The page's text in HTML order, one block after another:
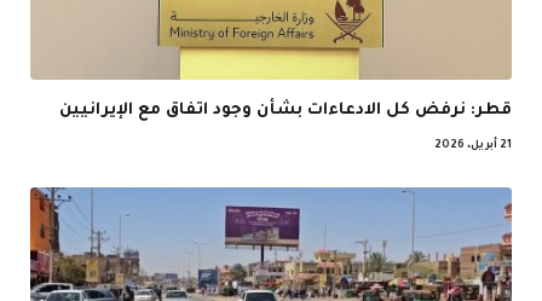
قطر: نرفض كل الادعاءات بشأن وجود اتفاق مع الإيرانيين
21 أبريل، 2026